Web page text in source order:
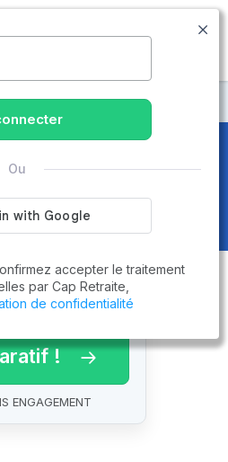
09.74.59.59.57
!
ENGAGEMENT
Ou
accepter le traitement
par Cap Retraite,
de confidentialité